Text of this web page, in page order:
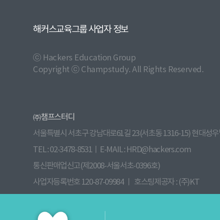
해커스교육그룹 사업자 정보
ⓒ Hackers Education Group
Copyright ⓒ Champstudy. All Rights Reserved.
㈜챔프스터디
서울특별시 서초구 강남대로61길 23(서초동 1316-15) 현대성
TEL : 02-3478-8531ㅣE-MAIL : HRD@hackers.com
통신판매업신고(제2008-서울서초-0396호)
사업자등록번호 120-87-09984 ㅣ 호스팅제공자 : (주)KT
대표이사 : 전재윤 ㅣ 개인정보관리책임자 : 김병철